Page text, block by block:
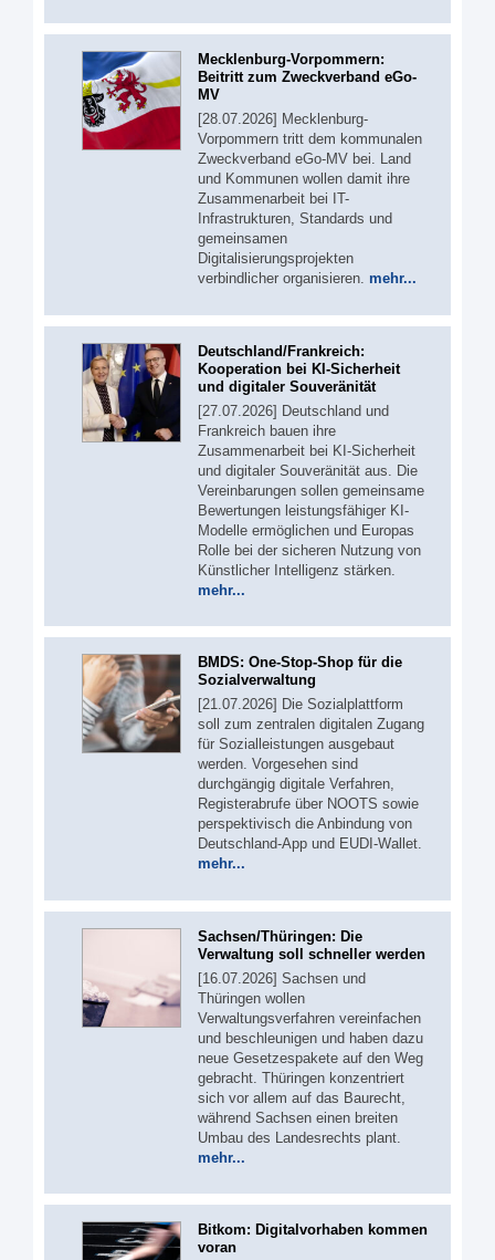
Mecklenburg-Vorpommern:
Beitritt zum Zweckverband eGo-
MV
[28.07.2026] Mecklenburg-
Vorpommern tritt dem kommunalen
Zweckverband eGo-MV bei. Land
und Kommunen wollen damit ihre
Zusammenarbeit bei IT-
Infrastrukturen, Standards und
gemeinsamen
Digitalisierungsprojekten
verbindlicher organisieren. mehr...
Deutschland/Frankreich:
Kooperation bei KI-Sicherheit
und digitaler Souveränität
[27.07.2026] Deutschland und
Frankreich bauen ihre
Zusammenarbeit bei KI-Sicherheit
und digitaler Souveränität aus. Die
Vereinbarungen sollen gemeinsame
Bewertungen leistungsfähiger KI-
Modelle ermöglichen und Europas
Rolle bei der sicheren Nutzung von
Künstlicher Intelligenz stärken.
mehr...
BMDS: One-Stop-Shop für die
Sozialverwaltung
[21.07.2026] Die Sozialplattform
soll zum zentralen digitalen Zugang
für Sozialleistungen ausgebaut
werden. Vorgesehen sind
durchgängig digitale Verfahren,
Registerabrufe über NOOTS sowie
perspektivisch die Anbindung von
Deutschland-App und EUDI-Wallet.
mehr...
Sachsen/Thüringen: Die
Verwaltung soll schneller werden
[16.07.2026] Sachsen und
Thüringen wollen
Verwaltungsverfahren vereinfachen
und beschleunigen und haben dazu
neue Gesetzespakete auf den Weg
gebracht. Thüringen konzentriert
sich vor allem auf das Baurecht,
während Sachsen einen breiten
Umbau des Landesrechts plant.
mehr...
Bitkom: Digitalvorhaben kommen
voran